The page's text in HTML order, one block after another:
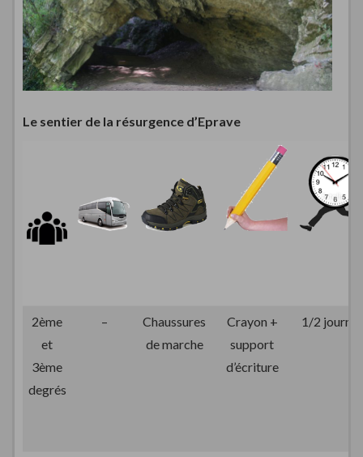
Le sentier de la résurgence d’Eprave
2ème
et
3ème
degrés
–
Chaussures
de marche
Crayon +
support
d’écriture
1/2